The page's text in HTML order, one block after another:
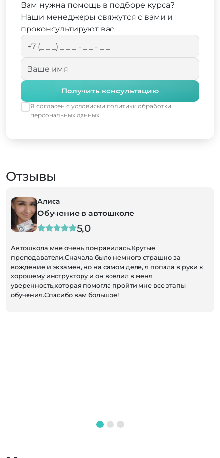
Вам нужна помощь в подборе курса?
Наши менеджеры свяжутся с вами и
проконсультируют вас.
Получить консультацию
Я согласен с условиями политики обработки
персональных данных
Отзывы
Алиса
Обучение в автошколе
5,0
Автошкола мне очень понравилась.Крутые
преподаватели.Сначала было немного страшно за
вождение и экзамен, но на самом деле, я попала в руки к
хорошему инструктору и он вселил в меня
уверенность,которая помогла пройти мне все этапы
обучения.Спасибо вам большое!